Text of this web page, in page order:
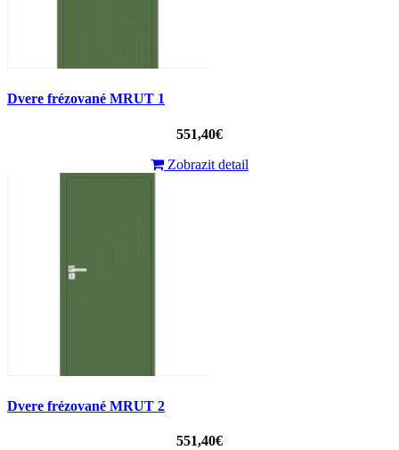
Dvere frézované MRUT 1
551,40€
Zobrazit detail
Dvere frézované MRUT 2
551,40€